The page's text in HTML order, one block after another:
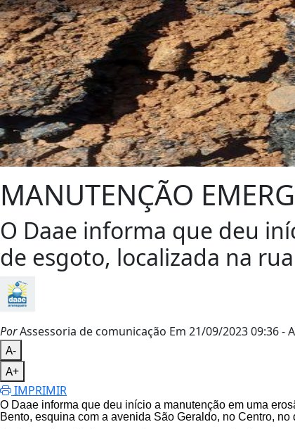
MANUTENÇÃO
O Daae informa que deu
de esgoto, localizada na
PorAssessoria de comunicação Em 21/09/2023 09:36-
A-
A+
IMPRIMIR
O Daae informa que deu início a manutenção em uma
Bento, esquina com a avenida São Geraldo, no Centro, no